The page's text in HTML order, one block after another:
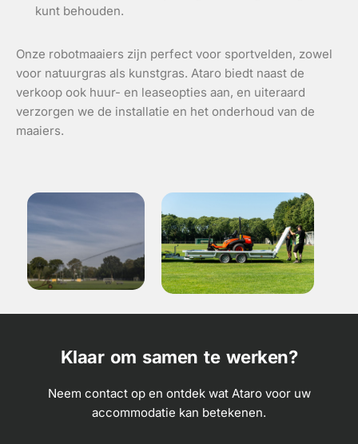
kunt behouden.
Onze robotmaaiers zijn perfect voor sportvelden, zowel
voor natuurgras als kunstgras. Ataro biedt naast de
verkoop ook huur- en leaseopties aan, en uiteraard
verzorgen we de installatie en het onderhoud van de
maaiers.
Klaar om samen te werken?
Neem contact op en ontdek wat Ataro voor uw
accommodatie kan betekenen.